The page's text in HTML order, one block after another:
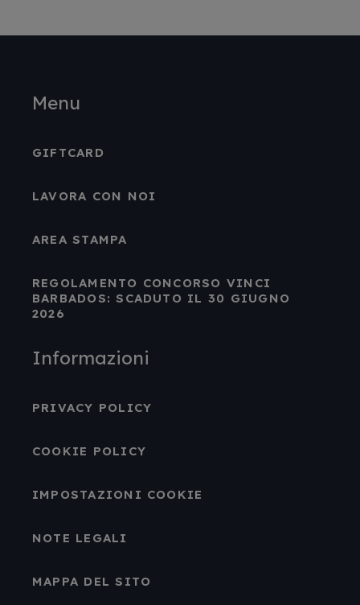
Menu
GIFTCARD
LAVORA CON NOI
AREA STAMPA
REGOLAMENTO CONCORSO VINCI
BARBADOS: SCADUTO IL 30 GIUGNO
2026
Informazioni
PRIVACY POLICY
COOKIE POLICY
IMPOSTAZIONI COOKIE
NOTE LEGALI
MAPPA DEL SITO